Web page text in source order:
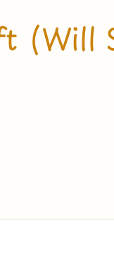
(Will